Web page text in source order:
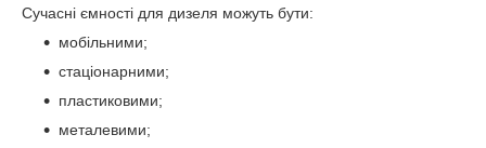
Сучасні ємності для дизеля можуть бути:
мобільними;
стаціонарними;
пластиковими;
металевими;